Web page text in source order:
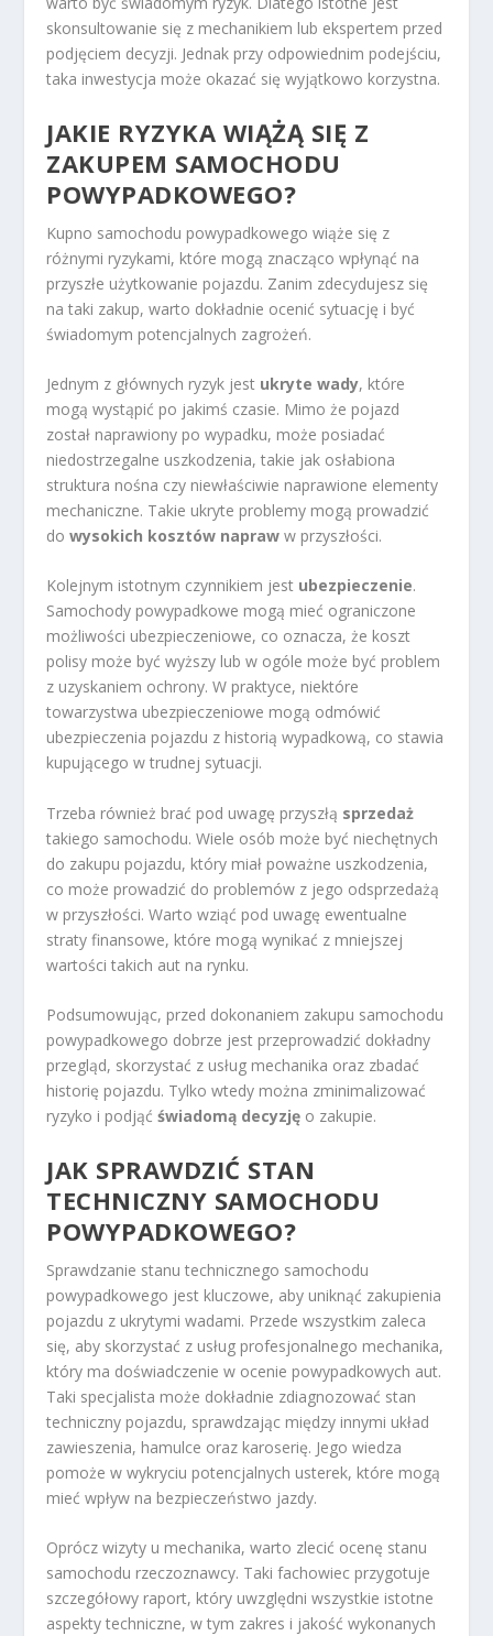
skonsultowanie się z mechanikiem lub ekspertem przed
podjęciem decyzji. Jednak przy odpowiednim podejściu,
taka inwestycja może okazać się wyjątkowo korzystna.
JAKIE RYZYKA WIĄŻĄ SIĘ Z
ZAKUPEM SAMOCHODU
POWYPADKOWEGO?
Kupno samochodu powypadkowego wiąże się z
różnymi ryzykami, które mogą znacząco wpłynąć na
przyszłe użytkowanie pojazdu. Zanim zdecydujesz się
na taki zakup, warto dokładnie ocenić sytuację i być
świadomym potencjalnych zagrożeń.
Jednym z głównych ryzyk jest ukryte wady, które
mogą wystąpić po jakimś czasie. Mimo że pojazd
został naprawiony po wypadku, może posiadać
niedostrzegalne uszkodzenia, takie jak osłabiona
struktura nośna czy niewłaściwie naprawione elementy
mechaniczne. Takie ukryte problemy mogą prowadzić
dowysokich kosztów napraw w przyszłości.
Kolejnym istotnym czynnikiem jest ubezpieczenie.
Samochody powypadkowe mogą mieć ograniczone
możliwości ubezpieczeniowe, co oznacza, że koszt
polisy może być wyższy lub w ogóle może być problem
z uzyskaniem ochrony. W praktyce, niektóre
towarzystwa ubezpieczeniowe mogą odmówić
ubezpieczenia pojazdu z historią wypadkową, co stawia
kupującego w trudnej sytuacji.
Trzeba również brać pod uwagę przyszłą sprzedaż
takiego samochodu. Wiele osób może być niechętnych
do zakupu pojazdu, który miał poważne uszkodzenia,
co może prowadzić do problemów z jego odsprzedażą
w przyszłości. Warto wziąć pod uwagę ewentualne
straty finansowe, które mogą wynikać z mniejszej
wartości takich aut na rynku.
Podsumowując, przed dokonaniem zakupu samochodu
powypadkowego dobrze jest przeprowadzić dokładny
przegląd, skorzystać z usług mechanika oraz zbadać
historię pojazdu. Tylko wtedy można zminimalizować
ryzyko i podjąćświadomą decyzję o zakupie.
JAK SPRAWDZIĆ STAN
TECHNICZNY SAMOCHODU
POWYPADKOWEGO?
Sprawdzanie stanu technicznego samochodu
powypadkowego jest kluczowe, aby uniknąć zakupienia
pojazdu z ukrytymi wadami. Przede wszystkim zaleca
się, aby skorzystać z usług profesjonalnego mechanika,
który ma doświadczenie w ocenie powypadkowych aut.
Taki specjalista może dokładnie zdiagnozować stan
techniczny pojazdu, sprawdzając między innymi układ
zawieszenia, hamulce oraz karoserię. Jego wiedza
pomoże w wykryciu potencjalnych usterek, które mogą
mieć wpływ na bezpieczeństwo jazdy.
Oprócz wizyty u mechanika, warto zlecić ocenę stanu
samochodu rzeczoznawcy. Taki fachowiec przygotuje
szczegółowy raport, który uwzględni wszystkie istotne
aspekty techniczne, w tym zakres i jakość wykonanych